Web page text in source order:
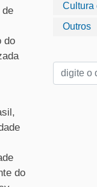
Cultura
Outros
de
do
do